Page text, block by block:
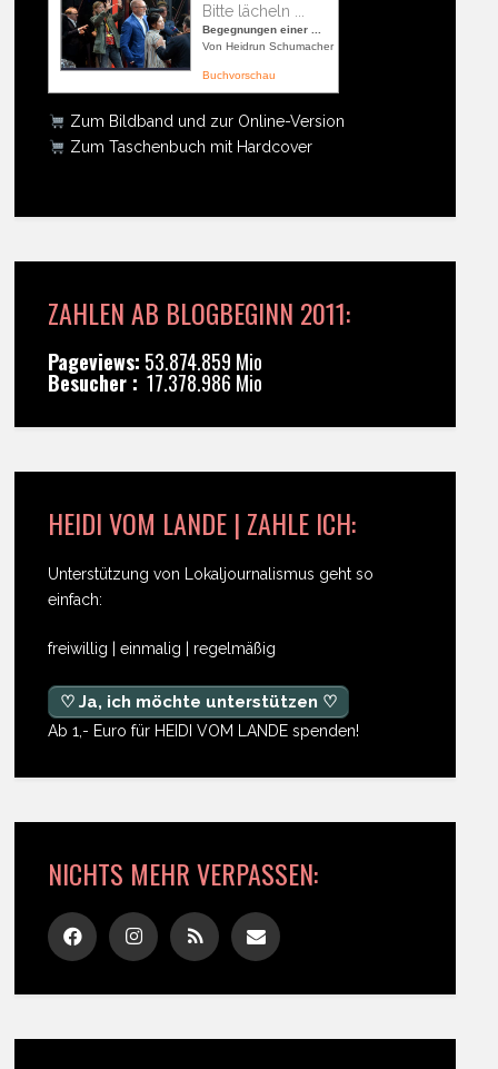
Bitte lächeln ...
Begegnungen einer ...
Von Heidrun Schumacher
Buchvorschau
Zum Bildband und zur Online-Version
Zum Taschenbuch mit Hardcover
ZAHLEN AB BLOGBEGINN 2011:
Pageviews: 53.874.859 Mio
Besucher : 17.378.986 Mio
HEIDI VOM LANDE | ZAHLE ICH:
Unterstützung von Lokaljournalismus geht so
einfach:
freiwillig | einmalig | regelmäßig
♡ Ja, ich möchte unterstützen ♡
Ab 1,- Euro für HEIDI VOM LANDE spenden!
NICHTS MEHR VERPASSEN: